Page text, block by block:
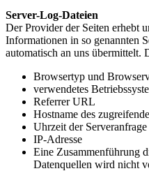
Server-Log-Dateien
Der Provider der Seiten erhebt
Informationen in so genannten
automatisch an uns übermittelt.
Browsertyp und
verwendetes
Referrer URL
Hostname des
Uhrzeit der Serveranfrage
IP-Adresse
Eine Zusammenführung
Datenquellen wird nicht